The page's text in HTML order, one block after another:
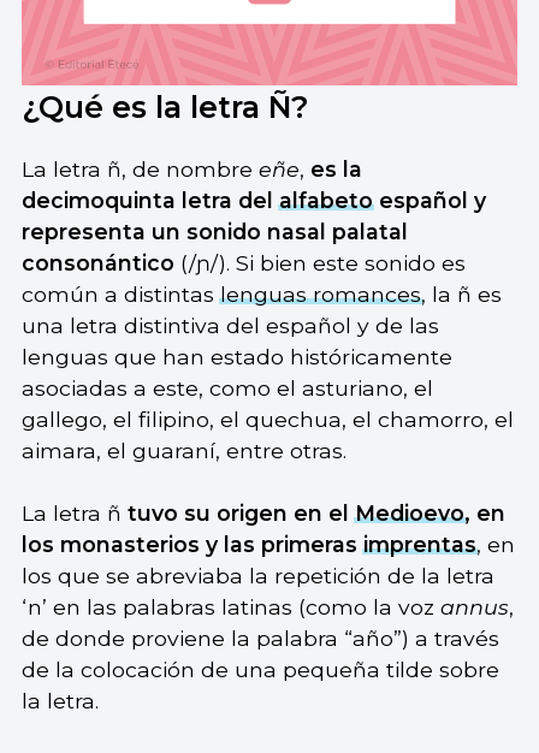
¿Qué es la letra Ñ?
La letra ñ, de nombre eñe, es la
decimoquinta letra delalfabetoespañol y
representa un sonido nasal palatal
consonántico (/ɲ/). Si bien este sonido es
común a distintaslenguas romances, la ñ es
una letra distintiva del español y de las
lenguas que han estado históricamente
asociadas a este, como el asturiano, el
gallego, el filipino, el quechua, el chamorro, el
aimara, el guaraní, entre otras.
La letra ñ tuvo su origen en elMedioevo, en
los monasterios y las primerasimprentas, en
los que se abreviaba la repetición de la letra
‘n’ en las palabras latinas (como la voz annus,
de donde proviene la palabra “año”) a través
de la colocación de una pequeña tilde sobre
la letra.